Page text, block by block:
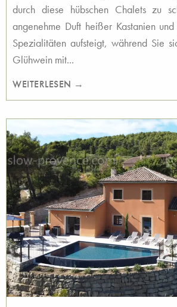
durch diese hübschen Chalets zu
angenehme Duft heißer Kastanien
Spezialitäten aufsteigt, während Sie
Glühwein mit...
WEITERLESEN →